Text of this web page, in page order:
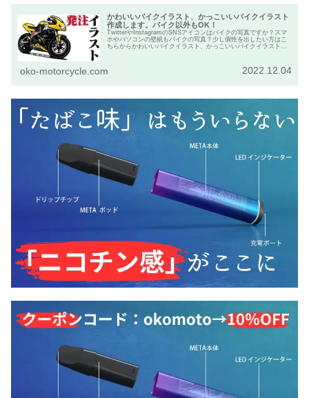
かわいいバイクイラスト、かっこいいバイクイラスト
作成します。バイク以外もOK！
TwitterやInstagramのSNSアイコンはバイクの写真ですか？スマ
ホやパソコンの壁紙もバイクの写真？少し個性を出したい方はこ
ちらからかわいいバイクイラスト、かっこいいバイクイラストを
oko-motorcycle.com 2022.12.04